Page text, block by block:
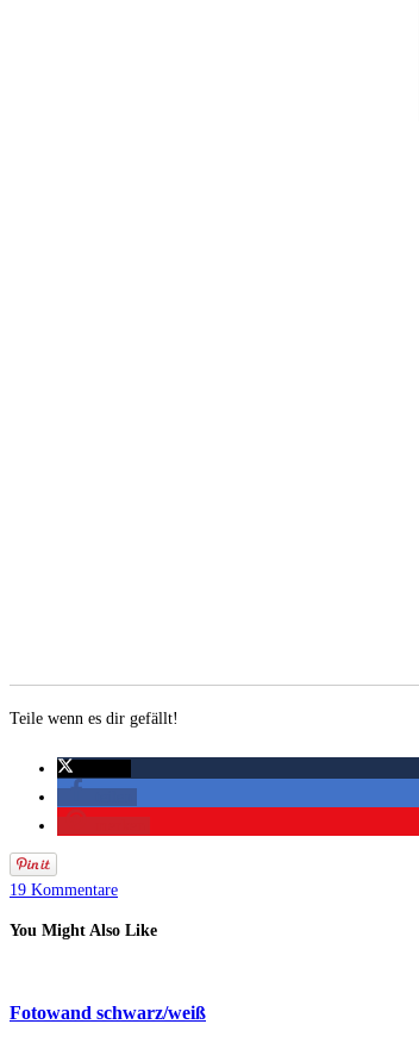
Teile wenn es dir gefällt!
19 Kommentare
You Might Also Like
Fotowand schwarz/weiß